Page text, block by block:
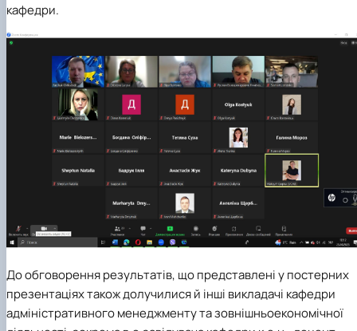
кафедри.
До обговорення результатів, що представлені у постерних
презентаціях також долучилися й інші викладачі кафедри
адміністративного менеджменту та зовнішньоекономічної